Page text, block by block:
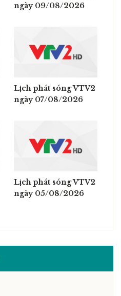
ngày 09/08/2026
Lịch phát sóng VTV2
ngày 07/08/2026
Lịch phát sóng VTV2
ngày 05/08/2026